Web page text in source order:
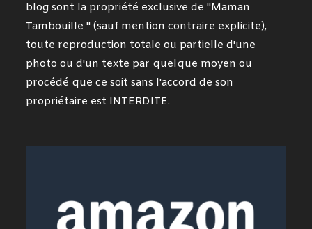
blog sont la propriété exclusive de "Maman
Tambouille " (sauf mention contraire explicite),
toute reproduction totale ou partielle d'une
photo ou d'un texte par quelque moyen ou
procédé que ce soit sans l'accord de son
propriétaire est INTERDITE.